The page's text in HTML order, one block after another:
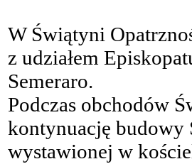
W Świątyni
z udziałem
Semeraro.
Podczas obchodów
kontynuację budowy
wystawionej w